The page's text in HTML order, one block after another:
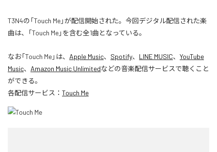
T3N4の「Touch Me」が配信開始された。今回デジタル配信された楽
曲は、「Touch Me」を含む全1曲となっている。
なお「Touch Me」は、 Apple Music、 Spotify、 LINE MUSIC、 YouTube
Music、 Amazon Music Unlimitedなどの音楽配信サービスで聴くこと
ができる。
各配信サービス： Touch Me